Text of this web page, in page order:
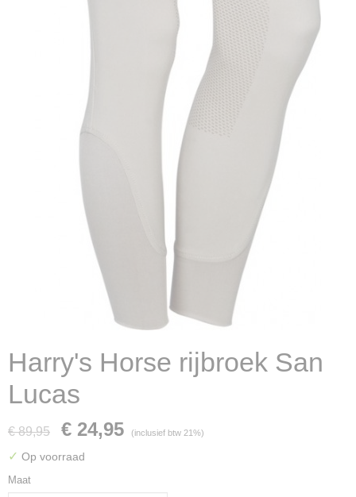
Harry's Horse rijbroek San
Lucas
€ 89,95 € 24,95 (inclusief btw 21%)
✓ Op voorraad
Maat